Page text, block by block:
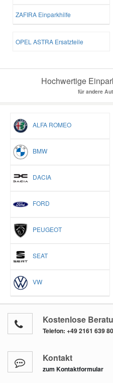
ZAFIRA Einparkhilfe
OPEL ASTRA Ersatzteile
Hochwertige
für andere
ALFA ROMEO
BMW
DACIA
FORD
PEUGEOT
SEAT
VW
Kostenlose
Telefon: +49 2161 639
Kontakt
zum Kontaktformular